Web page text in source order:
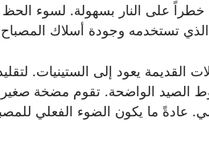
على النار بسهولة. لسوء الحظ
تستخدمه وجودة أسلاك
القديمة يعود إلى الستينيات.
الصيد الواضحة. تقوم مضخة
عادةً ما يكون الضوء الفعلي